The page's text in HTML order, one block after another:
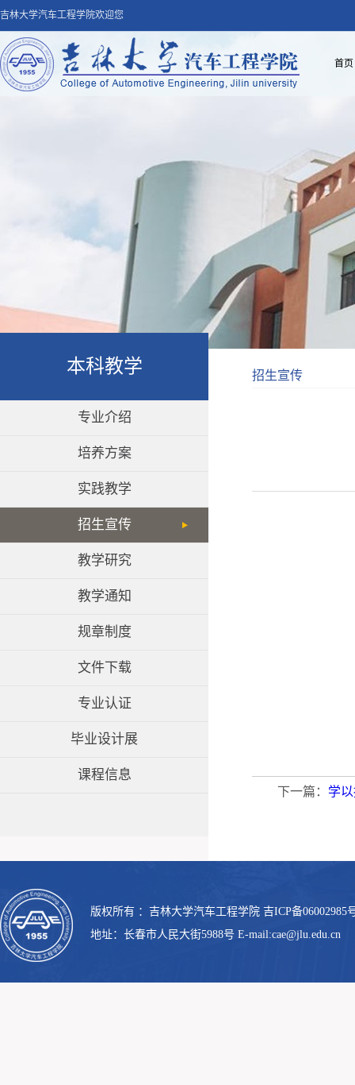
吉林大学汽车工程学院欢迎您
首页
本科教学
专业介绍
培养方案
实践教学
招生宣传
教学研究
教学通知
规章制度
文件下载
专业认证
毕业设计展
课程信息
招生宣传
下一篇： 学
版权所有 ：吉林大学汽车工程学院 吉ICP备06002985
地址：长春市人民大街5988号 E-mail:cae@jlu.edu.cn